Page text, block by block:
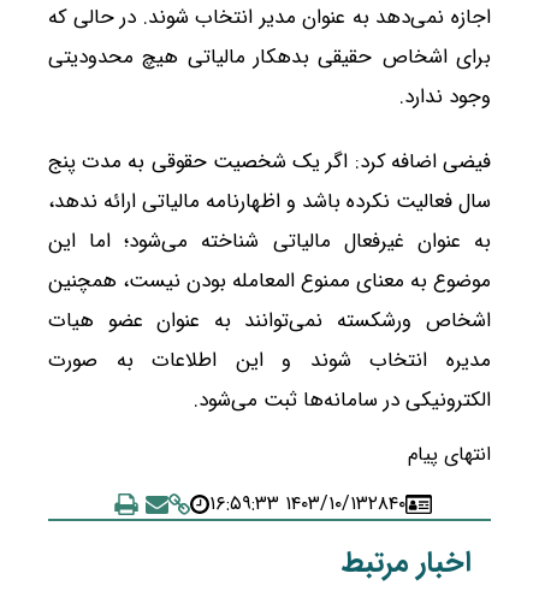
اجازه نمی‌دهد به عنوان مدیر انتخاب شوند. در حالی که
برای اشخاص حقیقی بدهکار مالیاتی هیچ محدودیتی
وجود ندارد.
فیضی اضافه کرد: اگر یک شخصیت حقوقی به مدت پنج
سال فعالیت نکرده باشد و اظهارنامه مالیاتی ارائه ندهد،
به عنوان غیرفعال مالیاتی شناخته می‌شود؛ اما این
موضوع به معنای ممنوع المعامله بودن نیست، همچنین
اشخاص ورشکسته نمی‌توانند به عنوان عضو هیات
مدیره انتخاب شوند و این اطلاعات به صورت
الکترونیکی در سامانه‌ها ثبت می‌شود.
انتهای پیام
۲۸۴۰۱۴۰۳/۱۰/۱۳ ۱۶:۵۹:۳۳
اخبار مرتبط